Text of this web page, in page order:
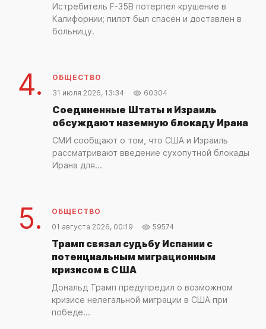
Истребитель F-35B потерпел крушение в
Калифорнии; пилот был спасен и доставлен в
больницу.
4.
ОБЩЕСТВО
31 июля 2026, 13:34
60304
Соединенные Штаты и Израиль
обсуждают наземную блокаду Ирана
СМИ сообщают о том, что США и Израиль
рассматривают введение сухопутной блокады
Ирана для...
5.
ОБЩЕСТВО
01 августа 2026, 00:19
59574
Трамп связал судьбу Испании с
потенциальным миграционным
кризисом в США
Дональд Трамп предупредил о возможном
кризисе нелегальной миграции в США при
победе...